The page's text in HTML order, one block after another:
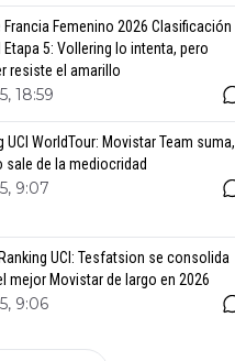
Francia Femenino 2026 Clasificación
Etapa 5: Vollering lo intenta, pero
resiste el amarillo
18:59
UCI WorldTour: Movistar Team suma,
sale de la mediocridad
9:07
UCI: Tesfatsion se consolida
mejor Movistar de largo en 2026
9:06